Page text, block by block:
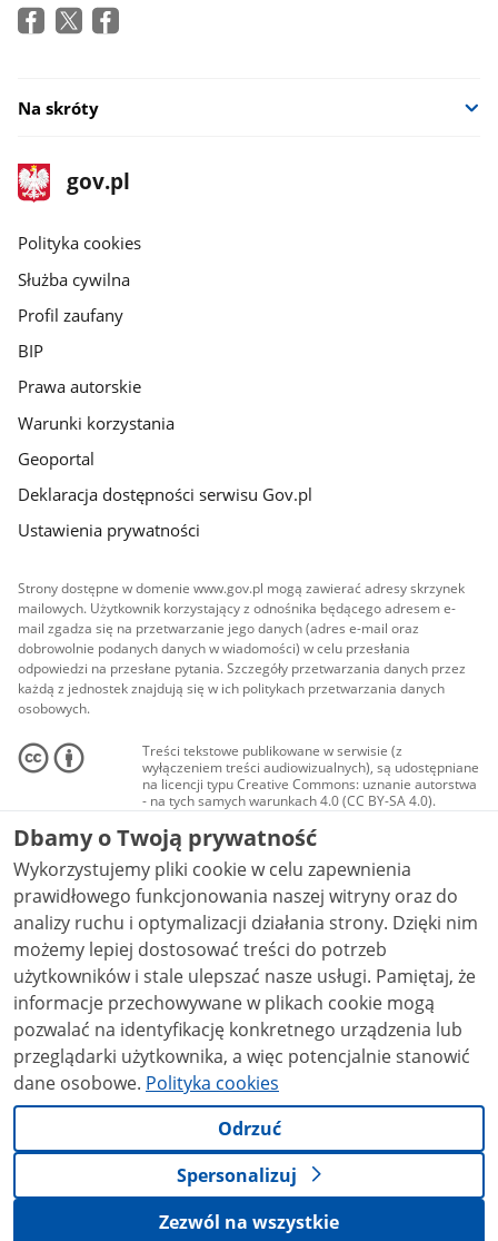
Na skróty
stopka
gov.pl
Strona
gov.pl
gov.pl
Polityka cookies
Służba cywilna
Profil zaufany
BIP
Prawa autorskie
Warunki korzystania
Geoportal
Deklaracja dostępności serwisu Gov.pl
Ustawienia prywatności
Strony dostępne w domenie www.gov.pl mogą zawierać adresy skrzynek
mailowych. Użytkownik korzystający z odnośnika będącego adresem e-
mail zgadza się na przetwarzanie jego danych (adres e-mail oraz
dobrowolnie podanych danych w wiadomości) w celu przesłania
odpowiedzi na przesłane pytania. Szczegóły przetwarzania danych przez
każdą z jednostek znajdują się w ich politykach przetwarzania danych
osobowych.
Treści tekstowe publikowane w serwisie (z
wyłączeniem treści audiowizualnych), są udostępniane
na licencji typu Creative Commons: uznanie autorstwa
- na tych samych warunkach 4.0 (CC BY-SA 4.0).
Materiały audiowizualne, w tym zdjęcia, materiały
audio i wideo, są udostępniane na licencji typu
Creative Commons: uznanie autorstwa użycie
niekomercyjne - bez utworów zależnych 4.0 (CC BY-
NC-ND 4.0), o ile nie jest to stwierdzone inaczej.
Dbamy o Twoją prywatność
Wykorzystujemy pliki cookie w celu zapewnienia
prawidłowego funkcjonowania naszej witryny oraz do
analizy ruchu i optymalizacji działania strony. Dzięki nim
możemy lepiej dostosować treści do potrzeb
użytkowników i stale ulepszać nasze usługi. Pamiętaj, że
informacje przechowywane w plikach cookie mogą
pozwalać na identyfikację konkretnego urządzenia lub
przeglądarki użytkownika, a więc potencjalnie stanowić
dane osobowe. Polityka cookies
Odrzuć
Spersonalizuj
Zezwól na wszystkie